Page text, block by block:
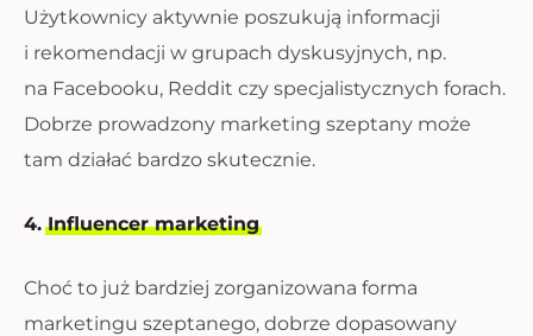
Użytkownicy aktywnie poszukują informacji
i rekomendacji w grupach dyskusyjnych, np.
na Facebooku, Reddit czy specjalistycznych forach.
Dobrze prowadzony marketing szeptany może
tam działać bardzo skutecznie.
4.Influencer marketing
Choć to już bardziej zorganizowana forma
marketingu szeptanego, dobrze dopasowany